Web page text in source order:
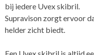
bij iedere Uvex skibril.
Supravison zorgt ervoor
helder zicht biedt.